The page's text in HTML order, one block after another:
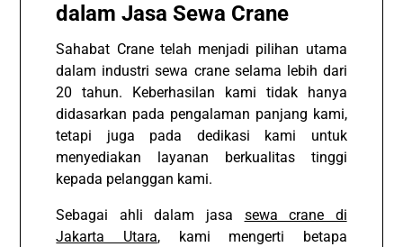
dalam Jasa Sewa Crane
Sahabat Crane telah menjadi pilihan utama
dalam industri sewa crane selama lebih dari
20 tahun. Keberhasilan kami tidak hanya
didasarkan pada pengalaman panjang kami,
tetapi juga pada dedikasi kami untuk
menyediakan layanan berkualitas tinggi
kepada pelanggan kami.
Sebagai ahli dalam jasa sewa crane di
Jakarta Utara, kami mengerti betapa